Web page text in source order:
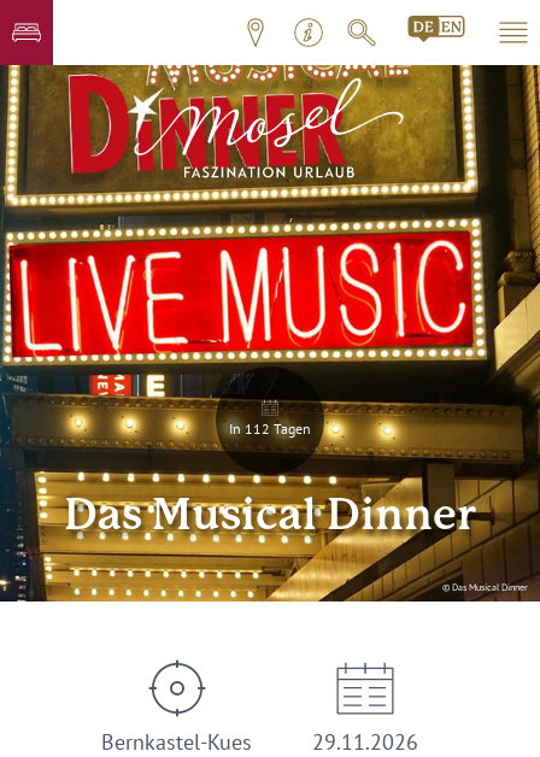
© Das Musical Dinner
In 112 Tagen
Das Musical Dinner
Bernkastel-Kues
29.11.2026